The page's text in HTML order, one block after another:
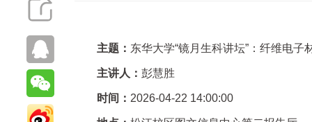
主题： 东华大学“镜月生科讲坛”：纤维电子
主讲人： 彭慧胜
时间： 2026-04-22 14:00:00